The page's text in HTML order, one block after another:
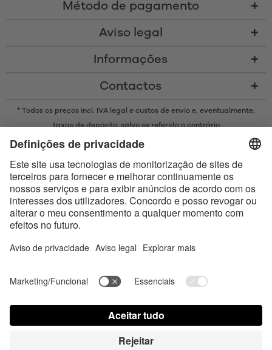
Método de pagamento
Aviso legal
Informações
Contactos
* Todos os preços incl. IVA legal e custos de envio e, eventualmente,
taxas de depósito, salvo se referido o contrário
* A marca Bluetooth® e os logótipos são marcas registadas da
Satisfyer GmbH está sujeito a licença.
Apple, o logótipo da Apple e Apple Watch são marcas comerciais da
Apple Inc. O Google Play e o logótipo do Google Play são marcas
comerciais da Google LLC.
Contact us today Configurações de cookies